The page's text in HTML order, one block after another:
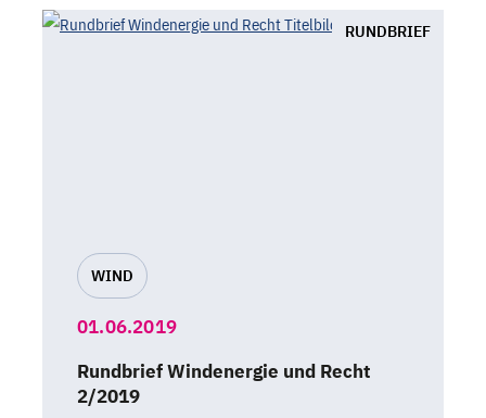
RUNDBRIEF
WIND
01.06.2019
Rundbrief Windenergie und Recht
2/2019